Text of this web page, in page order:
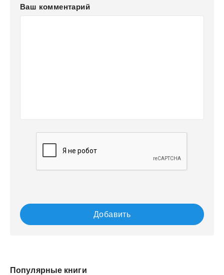
Ваш комментарий
Добавить
Популярные книги